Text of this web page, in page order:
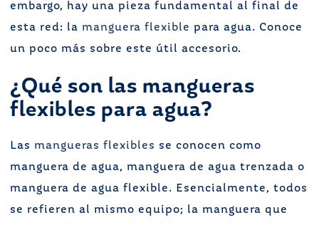
embargo, hay una pieza fundamental al final de
esta red: la manguera flexible para agua. Conoce
un poco más sobre este útil accesorio.
¿Qué son las mangueras
flexibles para agua?
Las mangueras flexibles se conocen como
manguera de agua, manguera de agua trenzada o
manguera de agua flexible. Esencialmente, todos
se refieren al mismo equipo; la manguera que